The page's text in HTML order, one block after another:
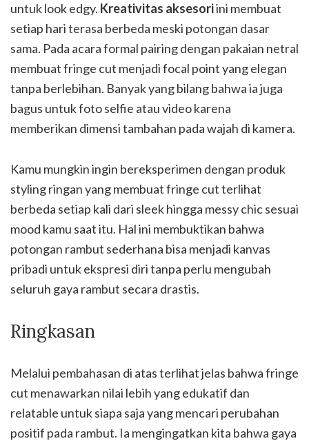
untuk look edgy. Kreativitas aksesoriini membuat
setiap hari terasa berbeda meski potongan dasar
sama. Pada acara formal pairing dengan pakaian netral
membuat fringe cut menjadi focal point yang elegan
tanpa berlebihan. Banyak yang bilang bahwa ia juga
bagus untuk foto selfie atau video karena
memberikan dimensi tambahan pada wajah di kamera.
Kamu mungkin ingin bereksperimen dengan produk
styling ringan yang membuat fringe cut terlihat
berbeda setiap kali dari sleek hingga messy chic sesuai
mood kamu saat itu. Hal ini membuktikan bahwa
potongan rambut sederhana bisa menjadi kanvas
pribadi untuk ekspresi diri tanpa perlu mengubah
seluruh gaya rambut secara drastis.
Ringkasan
Melalui pembahasan di atas terlihat jelas bahwa fringe
cut menawarkan nilai lebih yang edukatif dan
relatable untuk siapa saja yang mencari perubahan
positif pada rambut. Ia mengingatkan kita bahwa gaya